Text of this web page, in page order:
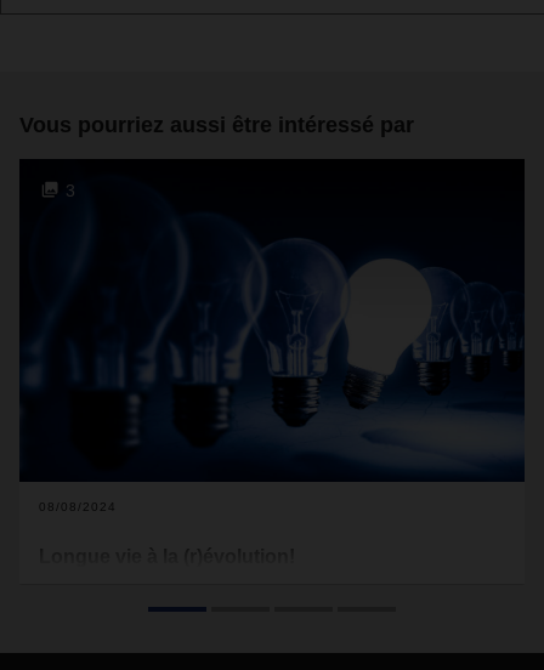
Vous pourriez aussi être intéressé par
3
08/08/2024